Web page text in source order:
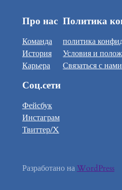
Про нас
Команда
История
Карьера
Политика
политика
Условия и
Связаться с нами
Соц.сети
Фейсбук
Инстаграм
Твиттер/X
Разработано наWordPress